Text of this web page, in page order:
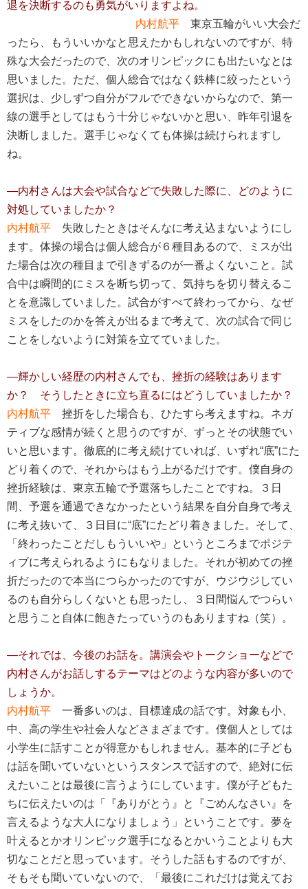
退を決断するのも勇気がいりますよね。
内村航平 東京五輪がいい大会だ
ったら、もういいかなと思えたかもしれないのですが、特
殊な大会だったので、次のオリンピックにも出たいなとは
思いました。ただ、個人総合ではなく鉄棒に絞ったという
選択は、少しずつ自分がフルでできないからなので、第一
線の選手としてはもう十分じゃないかと思い、昨年引退を
決断しました。選手じゃなくても体操は続けられますし
ね。
―内村さんは大会や試合などで失敗した際に、どのように
対処していましたか？
内村航平 失敗したときはそんなに考え込まないようにし
ます。体操の場合は個人総合が６種目あるので、ミスが出
た場合は次の種目まで引きずるのが一番よくないこと。試
合中は瞬間的にミスを断ち切って、気持ちを切り替えるこ
とを意識していました。試合がすべて終わってから、なぜ
ミスをしたのかを答えが出るまで考えて、次の試合で同じ
ことをしないように対策を立てていました。
―輝かしい経歴の内村さんでも、挫折の経験はあります
か？ そうしたときに立ち直るにはどうしていましたか？
内村航平 挫折をした場合も、ひたすら考えますね。ネガ
ティブな感情が続くと思うのですが、ずっとその状態でい
いと思います。徹底的に考え続けていれば、いずれ“底”にた
どり着くので、それからはもう上がるだけです。僕自身の
挫折経験は、東京五輪で予選落ちしたことですね。３日
間、予選を通過できなかったという結果を自分自身で考え
に考え抜いて、３日目に“底”にたどり着きました。そして、
「終わったことだしもういいや」というところまでポジテ
ィブに考えられるようにもなりました。それが初めての挫
折だったので本当につらかったのですが、ウジウジしてい
るのも自分らしくないとも思ったし、３日間悩んでつらい
と思うこと自体に飽きたっていうのもありますね（笑）。
―それでは、今後のお話を。講演会やトークショーなどで
内村さんがお話しするテーマはどのような内容が多いので
しょうか。
内村航平 一番多いのは、目標達成の話です。対象も小、
中、高の学生や社会人などさまざまです。僕個人としては
小学生に話すことが得意かもしれません。基本的に子ども
は話を聞いていないというスタンスで話すので、絶対に伝
えたいことは最後に言うようにしています。僕が子どもた
ちに伝えたいのは「『ありがとう』と『ごめんなさい』を
言えるような大人になりましょう」ということです。夢を
叶えるとかオリンピック選手になるとかいうことよりも大
切なことだと思っています。そうした話もするのですが、
そもそも聞いていないので、「最後にこれだけは覚えてお